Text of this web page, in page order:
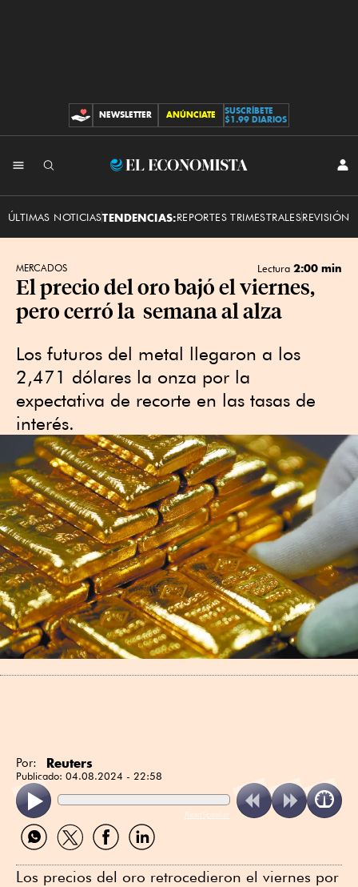
CONTRIBUCIONES
NEWSLETTER ANÚNCIATE
SUSCRÍBETE
$1.99 DIARIOS
El
ÚLTIMAS NOTICIASTENDENCIAS:REPORTES TRIMESTRALESREVISIÓN
MERCADOS Lectura 2:00 min
El precio del oro bajó el viernes,
pero cerró la semana al alza
Los futuros del metal llegaron a los
2,471 dólares la onza por la
expectativa de recorte en las tasas de
interés.
Por: Reuters
Publicado: 04.08.2024 - 22:58
ReadSpeaker
Compartir
por
Compartir
por
Compartir
por
Compartir
por
Los precios del oro retrocedieron el viernes por